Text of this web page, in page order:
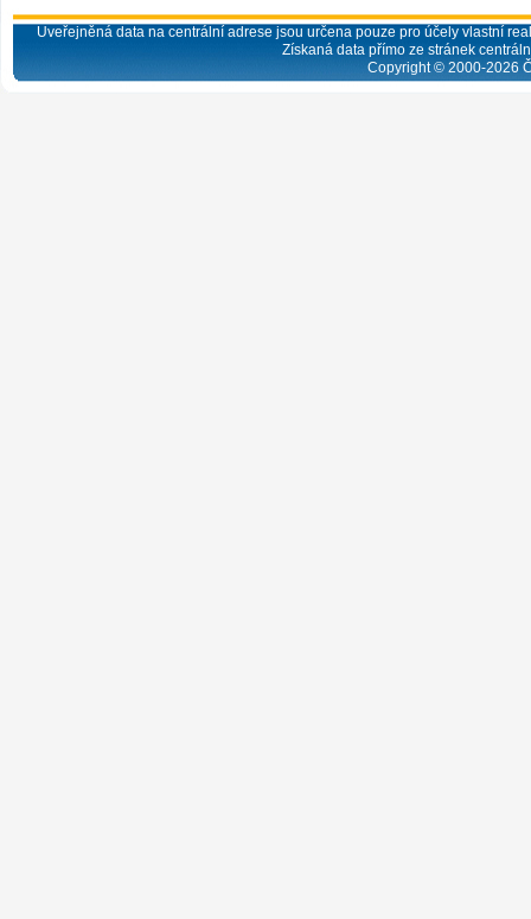
Uveřejněná data na centrální adrese jsou určena pouze pro účely vlastní
Získaná data přímo ze stránek
Copyright © 2000-2026